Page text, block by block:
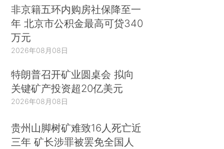
非京籍五环内购房社保降至一
年 北京市公积金最高可贷340
万元
2026年08月08日
特朗普召开矿业圆桌会 拟向
关键矿产投资超20亿美元
2026年08月08日
贵州山脚树矿难致16人死亡近
三年 矿长涉罪被罢免全国人